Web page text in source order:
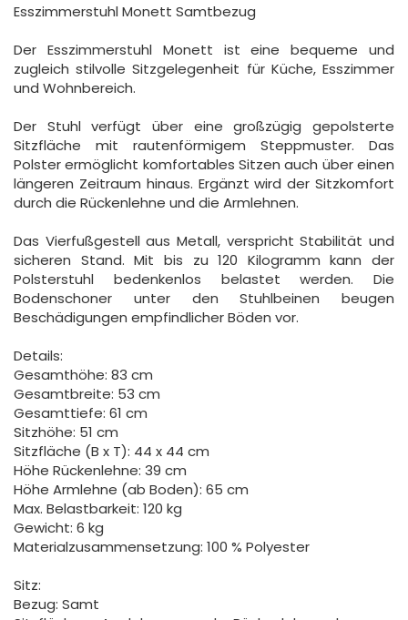
Esszimmerstuhl Monett Samtbezug
Der Esszimmerstuhl Monett ist eine bequeme und
zugleich stilvolle Sitzgelegenheit für Küche, Esszimmer
und Wohnbereich.
Der Stuhl verfügt über eine großzügig gepolsterte
Sitzfläche mit rautenförmigem Steppmuster. Das
Polster ermöglicht komfortables Sitzen auch über einen
längeren Zeitraum hinaus. Ergänzt wird der Sitzkomfort
durch die Rückenlehne und die Armlehnen.
Das Vierfußgestell aus Metall, verspricht Stabilität und
sicheren Stand. Mit bis zu 120 Kilogramm kann der
Polsterstuhl bedenkenlos belastet werden. Die
Bodenschoner unter den Stuhlbeinen beugen
Beschädigungen empfindlicher Böden vor.
Details:
Gesamthöhe: 83 cm
Gesamtbreite: 53 cm
Gesamttiefe: 61 cm
Sitzhöhe: 51 cm
Sitzfläche (B x T): 44 x 44 cm
Höhe Rückenlehne: 39 cm
Höhe Armlehne (ab Boden): 65 cm
Max. Belastbarkeit: 120 kg
Gewicht: 6 kg
Materialzusammensetzung: 100 % Polyester
Sitz:
Bezug: Samt